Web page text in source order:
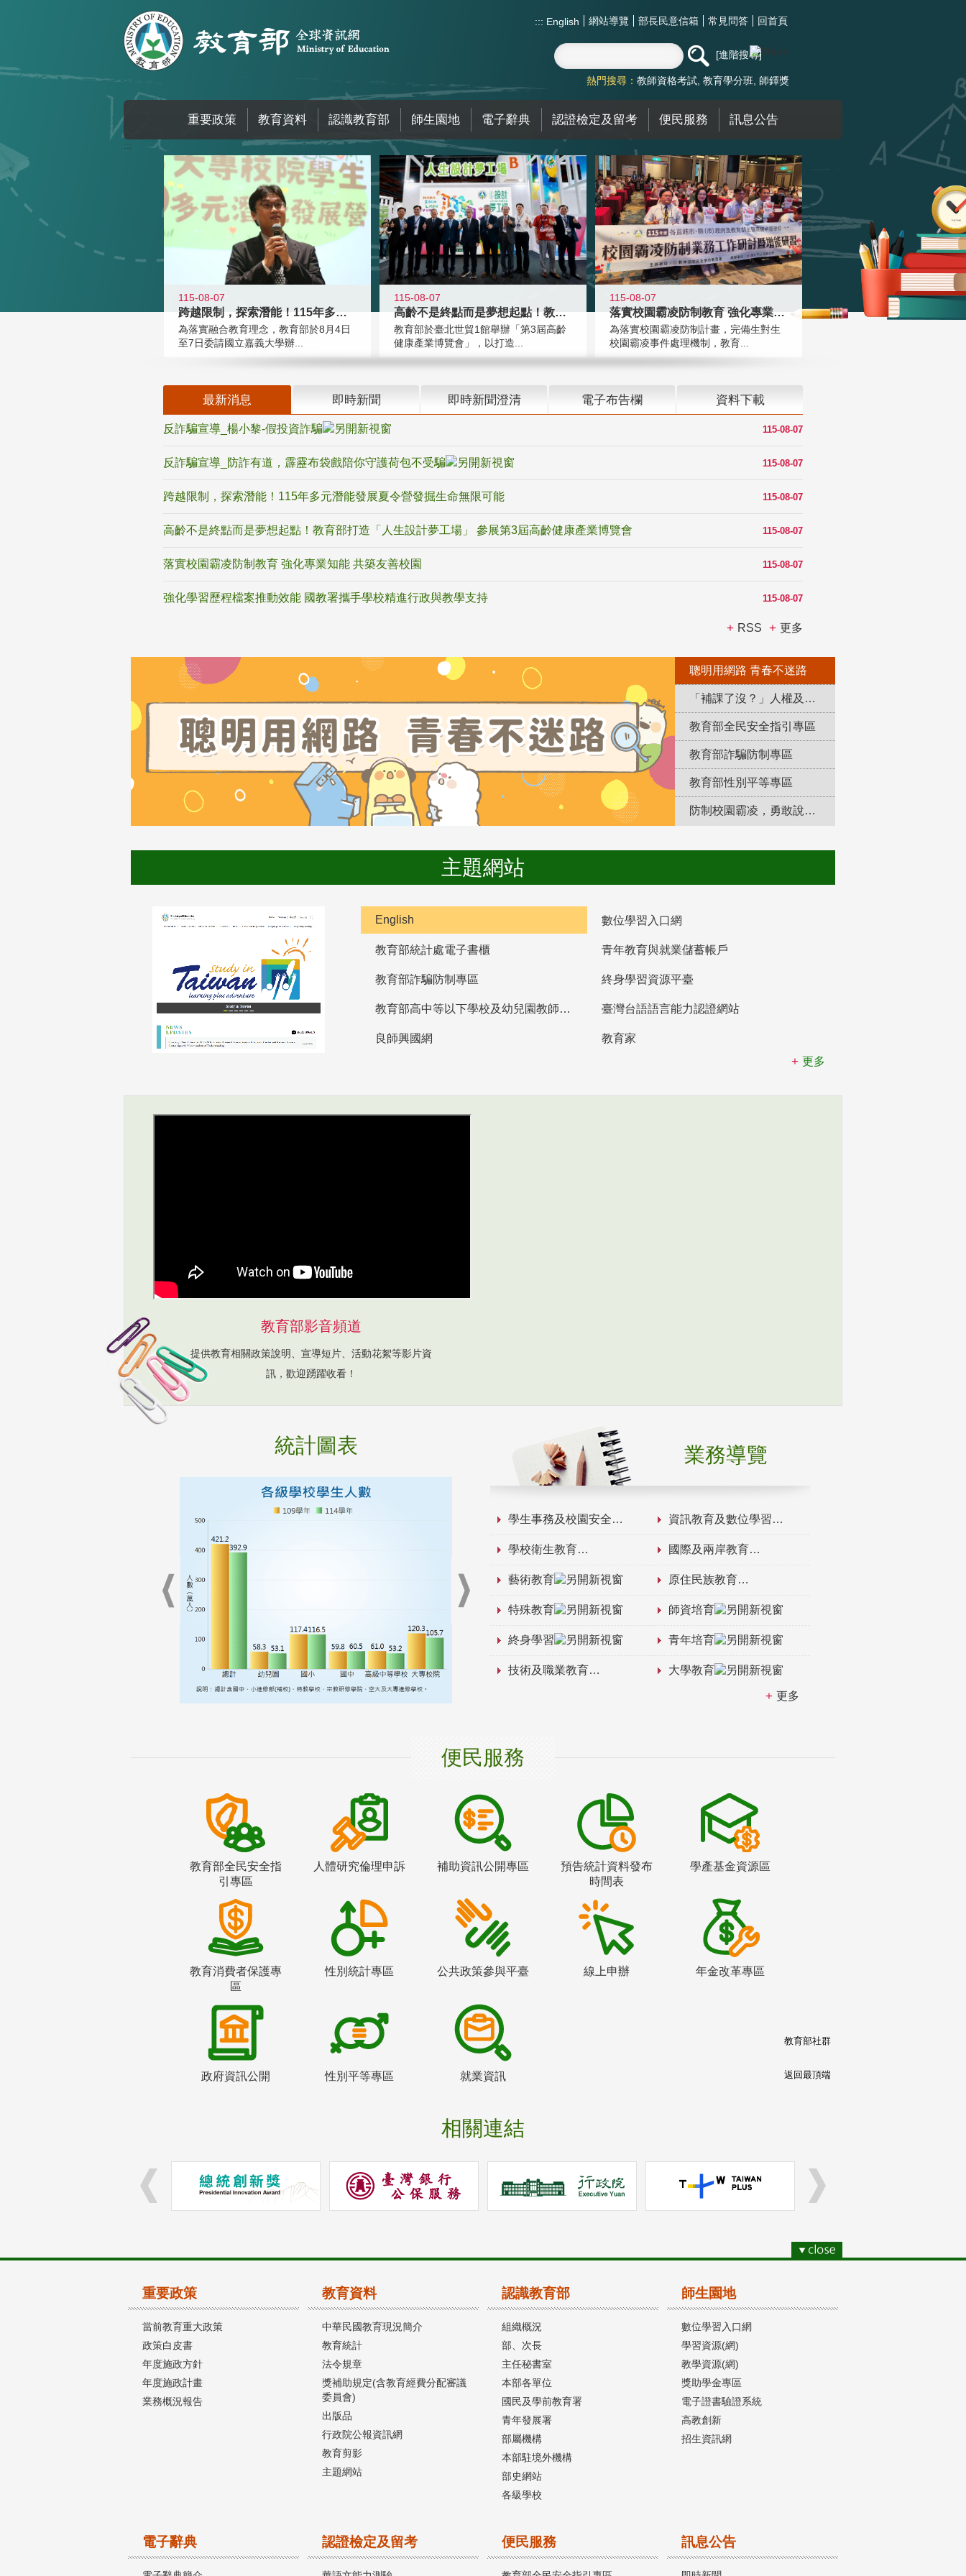
::: English 網站導覽 部長民意信箱 常見問答 回首頁
進階搜尋
熱門搜尋： 教師資格考試 教育學分班 師鐸獎
重要政策 教育資料 認識教育部 師生園地 電子辭典 認證檢定及留考 便民服務 訊息公告
:::
115-08-07
跨越限制，探索潛能！115年多元潛
為落實融合教育理念，教育部於8月4日
至7日委請國立嘉義大學辦...
115-08-07
高齡不是終點而是夢想起點！教育部打
教育部於臺北世貿1館舉辦「第3屆高齡
健康產業博覽會」，以打造...
115-08-07
落實校園霸凌防制教育 強化專業知能
為落實校園霸凌防制計畫，完備生對生
校園霸凌事件處理機制，教育...
最新消息 即時新聞 即時新聞澄清 電子布告欄 資料下載
115-08-07
反詐騙宣導_楊小黎-假投資詐騙
115-08-07
反詐騙宣導_防詐有道，霹靂布袋戲陪你守護荷包不受騙
115-08-07
跨越限制，探索潛能！115年多元潛能發展夏令營發掘生命無限可能
115-08-07
高齡不是終點而是夢想起點！教育部打造「人生設計夢工場」 參展第3屆高齡健康產業博覽會
115-08-07
落實校園霸凌防制教育 強化專業知能 共築友善校園
115-08-07
強化學習歷程檔案推動效能 國教署攜手學校精進行政與教學支持
RSS 更多
聰明用網路 青春不迷路
「補課了沒？」人權及轉型正義教育專區
教育部全民安全指引專區
教育部詐騙防制專區
教育部性別平等專區
防制校園霸凌，勇敢說出來！
主題網站
English 數位學習入口網
教育部統計處電子書櫃 青年教育與就業儲蓄帳戶
教育部詐騙防制專區 終身學習資源平臺
教育部高中等以下學校及幼兒園教師資格檢定考試 臺灣台語語言能力認證網站
良師興國網
教育家
更多
教育部影音頻道
提供教育相關政策說明、宣導短片、活動花絮等影片資
訊，歡迎踴躍收看！
統計圖表 業務導覽
學生事務及校園安全 資訊教育及數位學習
學校衛生教育 國際及兩岸教育
藝術教育 原住民族教育
特殊教育 師資培育
終身學習 青年培育
技術及職業教育 大學教育
更多
便民服務
教育部全民安全指
引專區
人體研究倫理申訴 補助資訊公開專區
預告統計資料發布
時間表
學產基金資源區
教育消費者保護專
區
性別統計專區 公共政策參與平臺 線上申辦 年金改革專區
政府資訊公開 性別平等專區 就業資訊
相關連結
教育部社群
返回最頂端
重要政策
當前教育重大政策
政策白皮書
年度施政方針
年度施政計畫
業務概況報告
教育資料
中華民國教育現況簡介
教育統計
法令規章
獎補助規定(含教育經費分配審議
委員會)
出版品
行政院公報資訊網
教育剪影
主題網站
認識教育部
組織概況
部、次長
主任秘書室
本部各單位
國民及學前教育署
青年發展署
部屬機構
本部駐境外機構
部史網站
各級學校
師生園地
數位學習入口網
學習資源(網)
教學資源(網)
獎助學金專區
電子證書驗證系統
高教創新
招生資訊網
電子辭典 認證檢定及留考 便民服務 訊息公告